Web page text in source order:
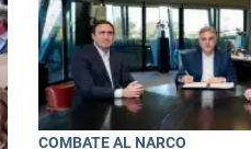
COMBATE AL NARCO